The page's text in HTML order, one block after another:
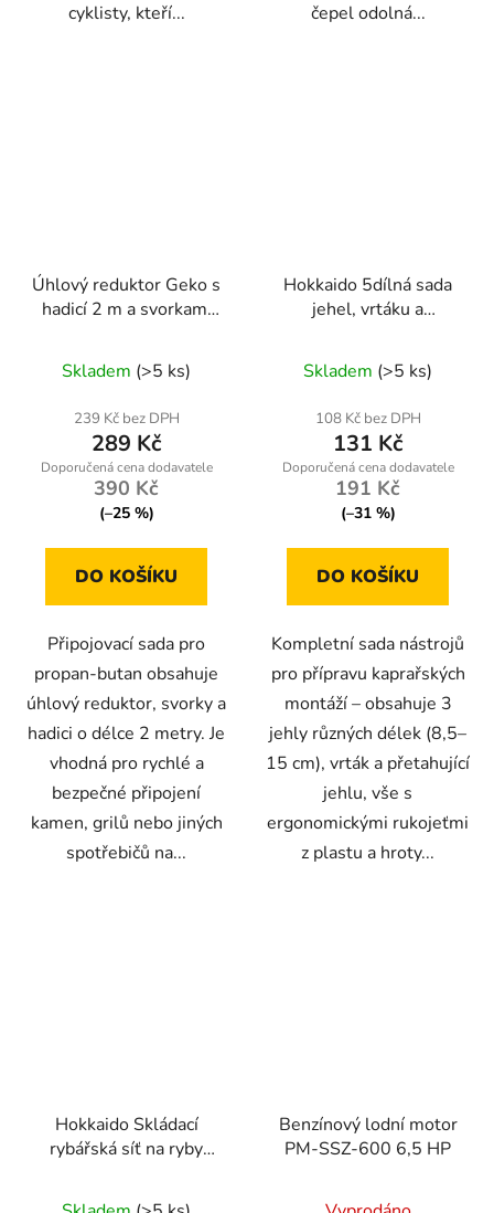
cyklisty, kteří...
čepel odolná...
Úhlový reduktor Geko s
hadicí 2 m a svorkami
Skladem (>5 ks)
239 Kč bez DPH
289 Kč
390 Kč
(–25 %)
DO KOŠÍKU
Připojovací sada pro
propan-butan obsahuje
úhlový reduktor, svorky a
hadici o délce 2 metry. Je
vhodná pro rychlé a
bezpečné připojení
kamen, grilů nebo jiných
spotřebičů na...
Hokkaido 5dílná sada
jehel, vrtáku a
hodnocení
produktu
je
5,0
z
hvězdiček.
Skladem (>5 ks)
108 Kč bez DPH
131 Kč
191 Kč
(–31 %)
DO KOŠÍKU
Kompletní sada nástrojů
pro přípravu kaprařských
montáží – obsahuje 3
jehly různých délek (8,5–
15 cm), vrták a přetahující
jehlu, vše s
ergonomickými rukojeťmi
z plastu a hroty...
Hokkaido Skládací
rybářská síť na ryby
Benzínový lodní motor
PM-SSZ-600 6,5 HP